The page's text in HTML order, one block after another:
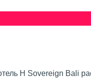
H Sovereign Bali